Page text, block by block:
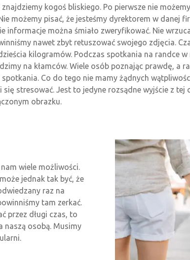
kogoś bliskiego. Po pierwsze nie
możemy pisać, że jesteśmy dyrektorem w danej
informacje można śmiało zweryfikować. Nie
nawet zbyt retuszować swojego zdjęcia.
kilogramów. Podczas spotkania na randce
na kłamców. Wiele osób poznając prawdę, a
Co do tego nie mamy żądnych
stresować. Jest to jedyne rozsądne wyjście z tej
obrazku.
wiele możliwości.
jednak tak być, że
raz na
tam zerkać.
przez długi czas, to
naszą osobą. Musimy